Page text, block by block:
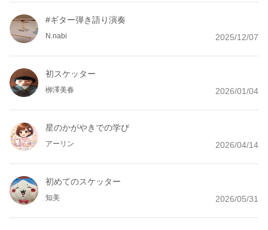
#ギター弾き語り演奏
N.nabi 2025/12/07
初スケッター
栁澤美春 2026/01/04
星のかがやきでの学び
アーリン 2026/04/14
初めてのスケッター
知美 2026/05/31